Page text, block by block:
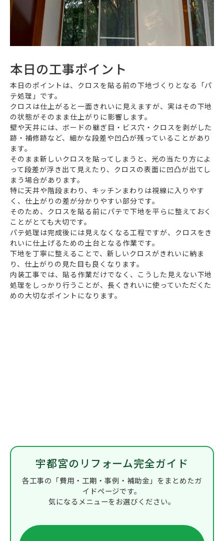
本日の工事ポイント
本日のポイントは、クロスを貼る前の下地づくりとなる「パ
テ処理」です。
クロスは仕上がると一面きれいに見えますが、実はその下地
の状態がそのまま仕上がりに影響します。
壁や天井には、ボードの継ぎ目・ビス穴・クロスを剥がした
跡・補修跡など、細かな段差や凹凸が残っていることがあり
ます。
そのまま新しいクロスを貼ってしまうと、光の当たり方によ
って段差が浮き出て見えたり、クロスの表面に凹凸が出てし
まう場合があります。
特に天井や階段まわり、キッチンまわりは視線に入りやす
く、仕上がりの差が分かりやすい部分です。
そのため、クロスを貼る前にパテで下地を平らに整えておく
ことがとても大切です。
パテ処理は完成後には見えなくなる工程ですが、クロスをき
れいに仕上げるための土台となる作業です。
下地を丁寧に整えることで、新しいクロスがきれいに納ま
り、仕上がりの見た目も良くなります。
内装工事では、貼る作業だけでなく、こうした見えない下地
処理をしっかり行うことが、長くきれいに使っていただくた
めの大切なポイントになります。
宇都宮のリフォーム完全ガイド
各工事の「費用・工期・事例・補助金」をまとめたガ
イドページです。
気になるメニューをお選びください。